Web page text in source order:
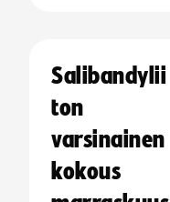
Salibandylii
ton
varsinainen
kokous